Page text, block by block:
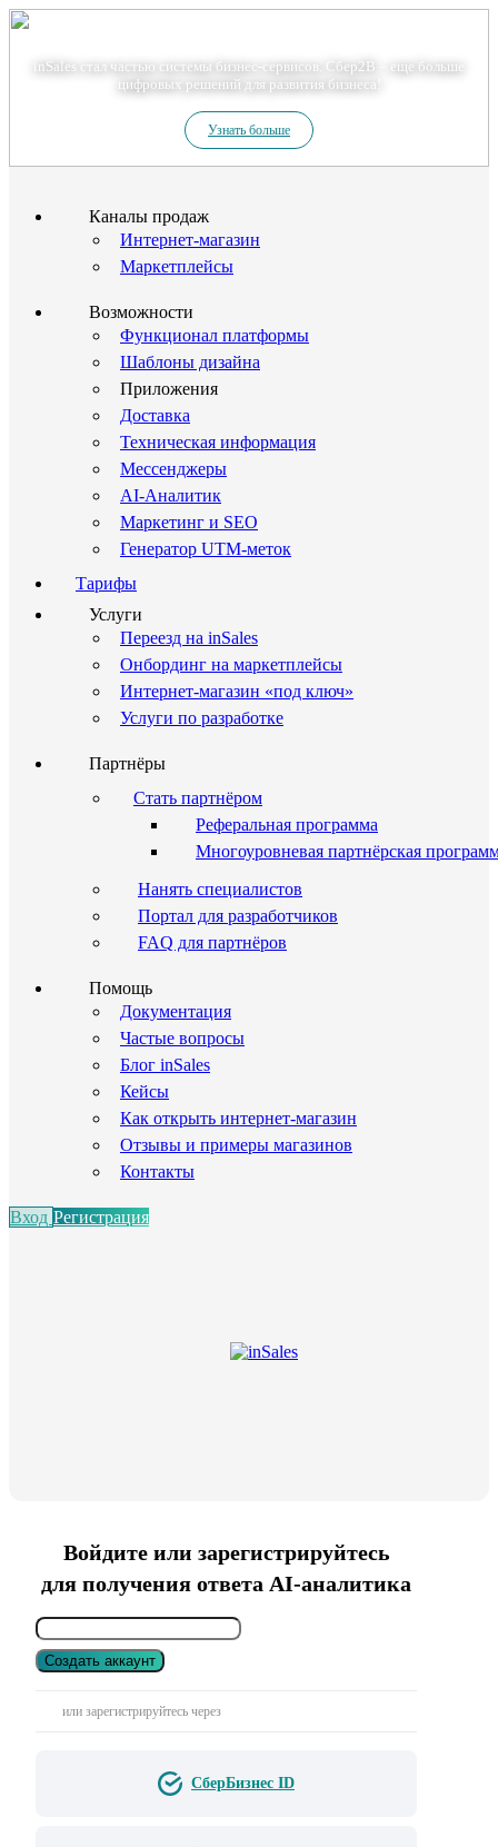
inSales стал частью системы бизнес-сервисов. Сбер2В – еще больше
цифровых решений для развития бизнеса!
Узнать больше
Каналы продаж
Интернет-магазин
Маркетплейсы
Возможности
Функционал платформы
Шаблоны дизайна
Приложения
Доставка
Техническая информация
Мессенджеры
AI-Аналитик
Маркетинг и SEO
Генератор UTM-меток
Тарифы
Услуги
Переезд на inSales
Онбординг на маркетплейсы
Интернет-магазин «под ключ»
Услуги по разработке
Партнёры
Стать партнёром
Реферальная программа
Многоуровневая партнёрская
Нанять специалистов
Портал для разработчиков
FAQ для партнёров
Помощь
Документация
Частые вопросы
Блог inSales
Кейсы
Как открыть интернет-магазин
Отзывы и примеры магазинов
Контакты
Вход Регистрация
Войдите или зарегистрируйтесь
для получения ответа AI-аналитика
Создать аккаунт
или зарегистрируйтесь через
СберБизнес ID